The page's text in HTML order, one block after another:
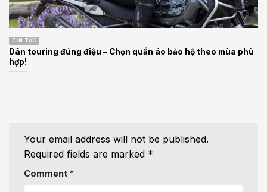
TIN TỨC
Dân touring đúng điệu – Chọn quần áo bảo hộ theo mùa phù
hợp!
Your email address will not be published.
Required fields are marked *
Comment *